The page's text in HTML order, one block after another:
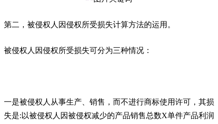
第二，被侵权人因侵权所受损失计算方法的运用。
被侵权人因侵权所受损失可分为三种情况：
一是被侵权人从事生产、销售，而不进行商标使用许可，其损
失是:以被侵权人因被侵权减少的产品销售总数X单件产品利润